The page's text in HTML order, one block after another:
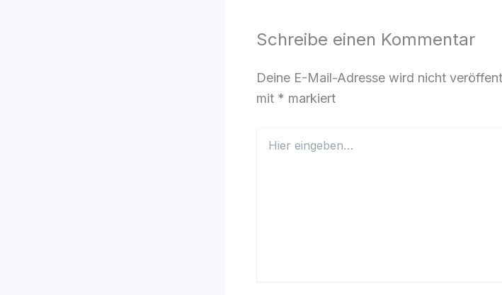
Schreibe einen Kommentar
Deine E-Mail-Adresse wird nicht
mit * markiert
eingeben…